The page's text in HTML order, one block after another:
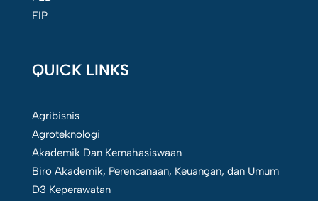
FIP
QUICK LINKS
Agribisnis
Agroteknologi
Akademik Dan Kemahasiswaan
Biro Akademik, Perencanaan, Keuangan, dan Umum
D3 Keperawatan